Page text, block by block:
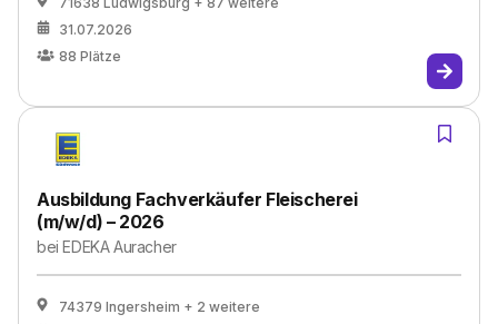
31.07.2026
88 Plätze
Ausbildung Fachverkäufer Fleischerei
(m/w/d) – 2026
beiEDEKA Auracher
74379 Ingersheim + 2 weitere